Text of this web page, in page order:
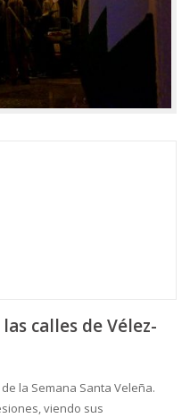
calles de Vélez-
la Semana Santa Veleña.
viendo sus